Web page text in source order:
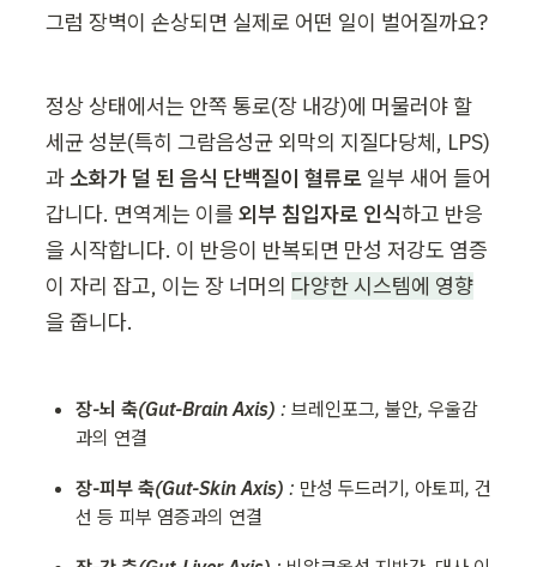
그럼 장벽이 손상되면 실제로 어떤 일이 벌어질까요?
정상 상태에서는 안쪽 통로(장 내강)에 머물러야 할
세균 성분(특히 그람음성균 외막의 지질다당체, LPS)
과 소화가 덜 된 음식 단백질이 혈류로 일부 새어 들어
갑니다. 면역계는 이를 외부 침입자로 인식하고 반응
을 시작합니다. 이 반응이 반복되면 만성 저강도 염증
이 자리 잡고, 이는 장 너머의 다양한 시스템에 영향
을 줍니다.
장-뇌 축(Gut-Brain Axis) : 브레인포그, 불안, 우울감
과의 연결
장-피부 축(Gut-Skin Axis) : 만성 두드러기, 아토피, 건
선 등 피부 염증과의 연결